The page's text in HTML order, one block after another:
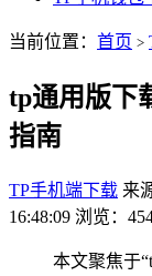
当前位置： 首页 >
tp通用版下
指南
TP手机端下载 来
16:48:09 浏览：
本文聚焦于